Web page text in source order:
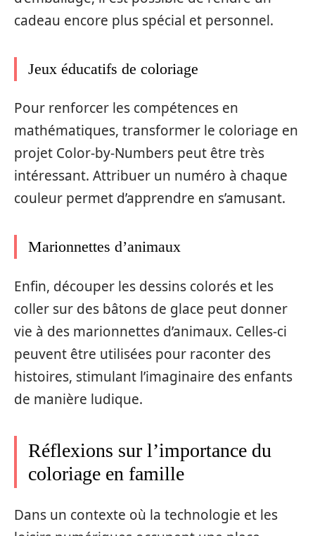
cadeau encore plus spécial et personnel.
Jeux éducatifs de coloriage
Pour renforcer les compétences en
mathématiques, transformer le coloriage en
projet Color-by-Numbers peut être très
intéressant. Attribuer un numéro à chaque
couleur permet d’apprendre en s’amusant.
Marionnettes d’animaux
Enfin, découper les dessins colorés et les
coller sur des bâtons de glace peut donner
vie à des marionnettes d’animaux. Celles-ci
peuvent être utilisées pour raconter des
histoires, stimulant l’imaginaire des enfants
de manière ludique.
Réflexions sur l’importance du
coloriage en famille
Dans un contexte où la technologie et les